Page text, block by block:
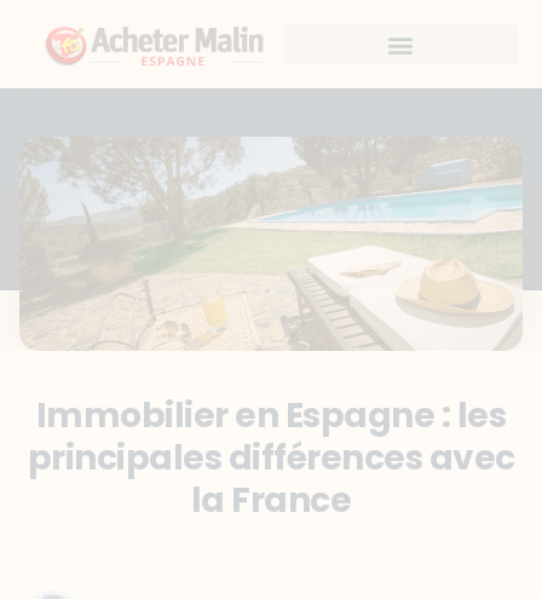
Immobilier en Espagne : les
principales différences avec
la France